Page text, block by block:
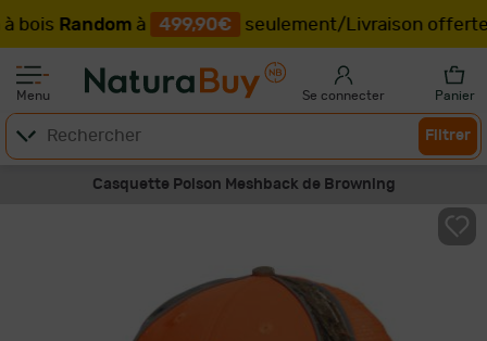
boisRandomà 499,90€ seulement/Livraison
Menu Se connecter Panier
Filtrer
Casquette Polson Meshback de Browning